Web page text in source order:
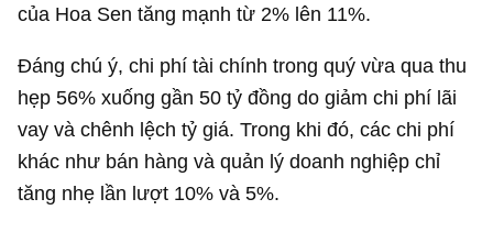
của Hoa Sen tăng mạnh từ 2% lên 11%.
Đáng chú ý, chi phí tài chính trong quý vừa qua thu
hẹp 56% xuống gần50 tỷ đồng do giảm chi phí lãi
vay và chênh lệch tỷ giá. Trong khi đó, các chi phí
khác như bán hàng và quản lý doanh nghiệp chỉ
tăng nhẹ lần lượt 10% và 5%.